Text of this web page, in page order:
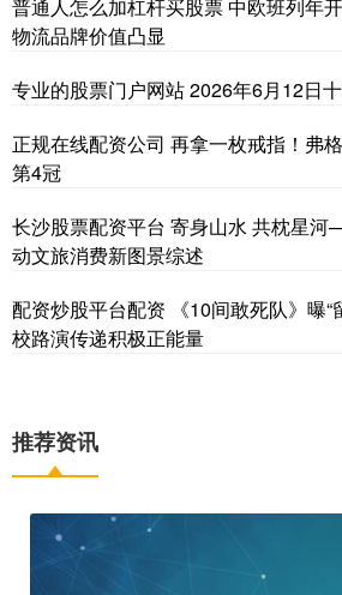
普通人怎么加杠杆买股票 中欧班列年
物流品牌价值凸显
专业的股票门户网站 2026年6月12日
正规在线配资公司 再拿一枚戒指！弗
第4冠
长沙股票配资平台 寄身山水 共枕星
动文旅消费新图景综述
配资炒股平台配资 《10间敢死队》曝“
校路演传递积极正能量
推荐资讯